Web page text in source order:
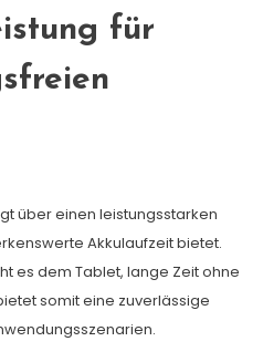
für
über einen leistungsstarken
Akkulaufzeit bietet.
es dem Tablet, lange Zeit ohne
somit eine zuverlässige